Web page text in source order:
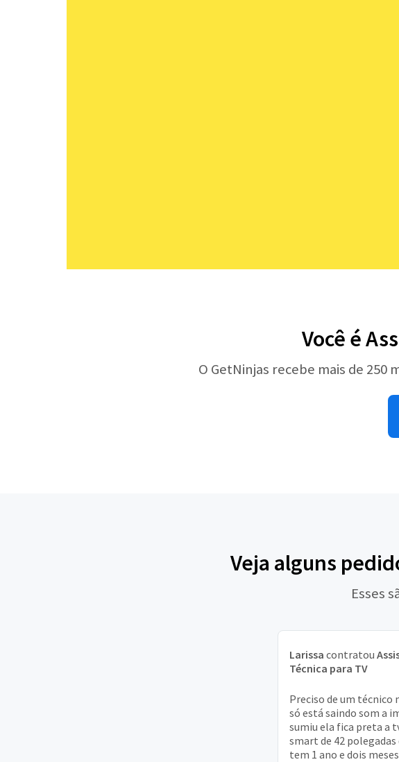
Você é
O GetNinjas recebe mais de
Veja alguns
Esses
Larissa contratou
Técnica para TV
Preciso de um técnico
só está saindo som a
sumiu ela fica preta a
smart de 42
tem 1 ano e dois